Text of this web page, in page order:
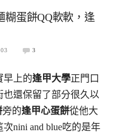
糊蛋餅QQ軟軟，逢
3
早上的逢甲大學正門口
也還保留了部分很久以
旁的逢甲心蛋餅從他大
nini and blue吃的是年